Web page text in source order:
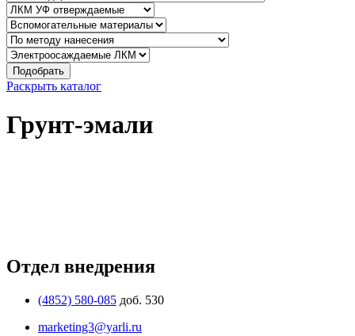
Подобрать
Раскрыть каталог
Грунт-эмали
Отдел внедрения
(4852) 580-085 доб. 530
marketing3@yarli.ru